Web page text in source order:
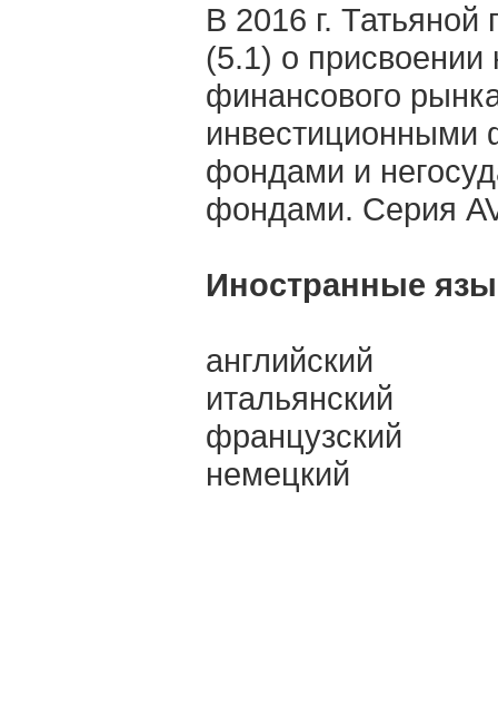
В 2016 г.
(5.1) о
финансового
фондами и
фондами. Серия
Иностранные
английский
итальянский
французский
немецкий